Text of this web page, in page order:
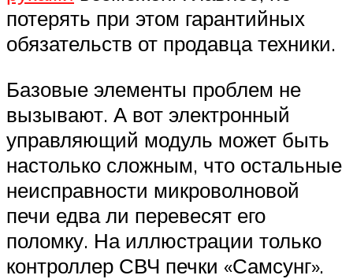
потерять при этом гарантийных
обязательств от продавца техники.
Базовые элементы проблем не
вызывают. А вот электронный
управляющий модуль может быть
настолько сложным, что остальные
неисправности микроволновой
печи едва ли перевесят его
поломку. На иллюстрации только
контроллер СВЧ печки «Самсунг».